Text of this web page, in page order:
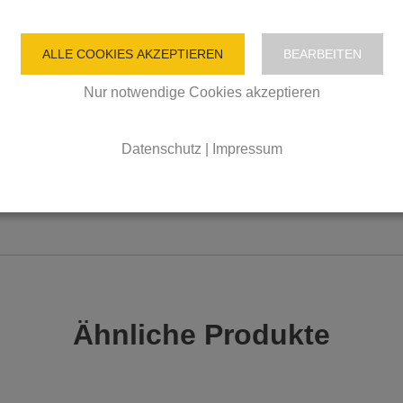
versandkostenfreie Lieferung!
Flaschen nur 7,- € pro Bestellung.
verschiedene Sorten gemischt im Karton.
Ähnliche Produkte
ALLE COOKIES AKZEPTIEREN BEARBEITEN
Nur notwendige Cookies akzeptieren
Datenschutz Impressum